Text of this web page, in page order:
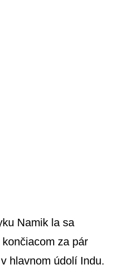
Namik la sa
za pár
hlavnom údolí Indu.